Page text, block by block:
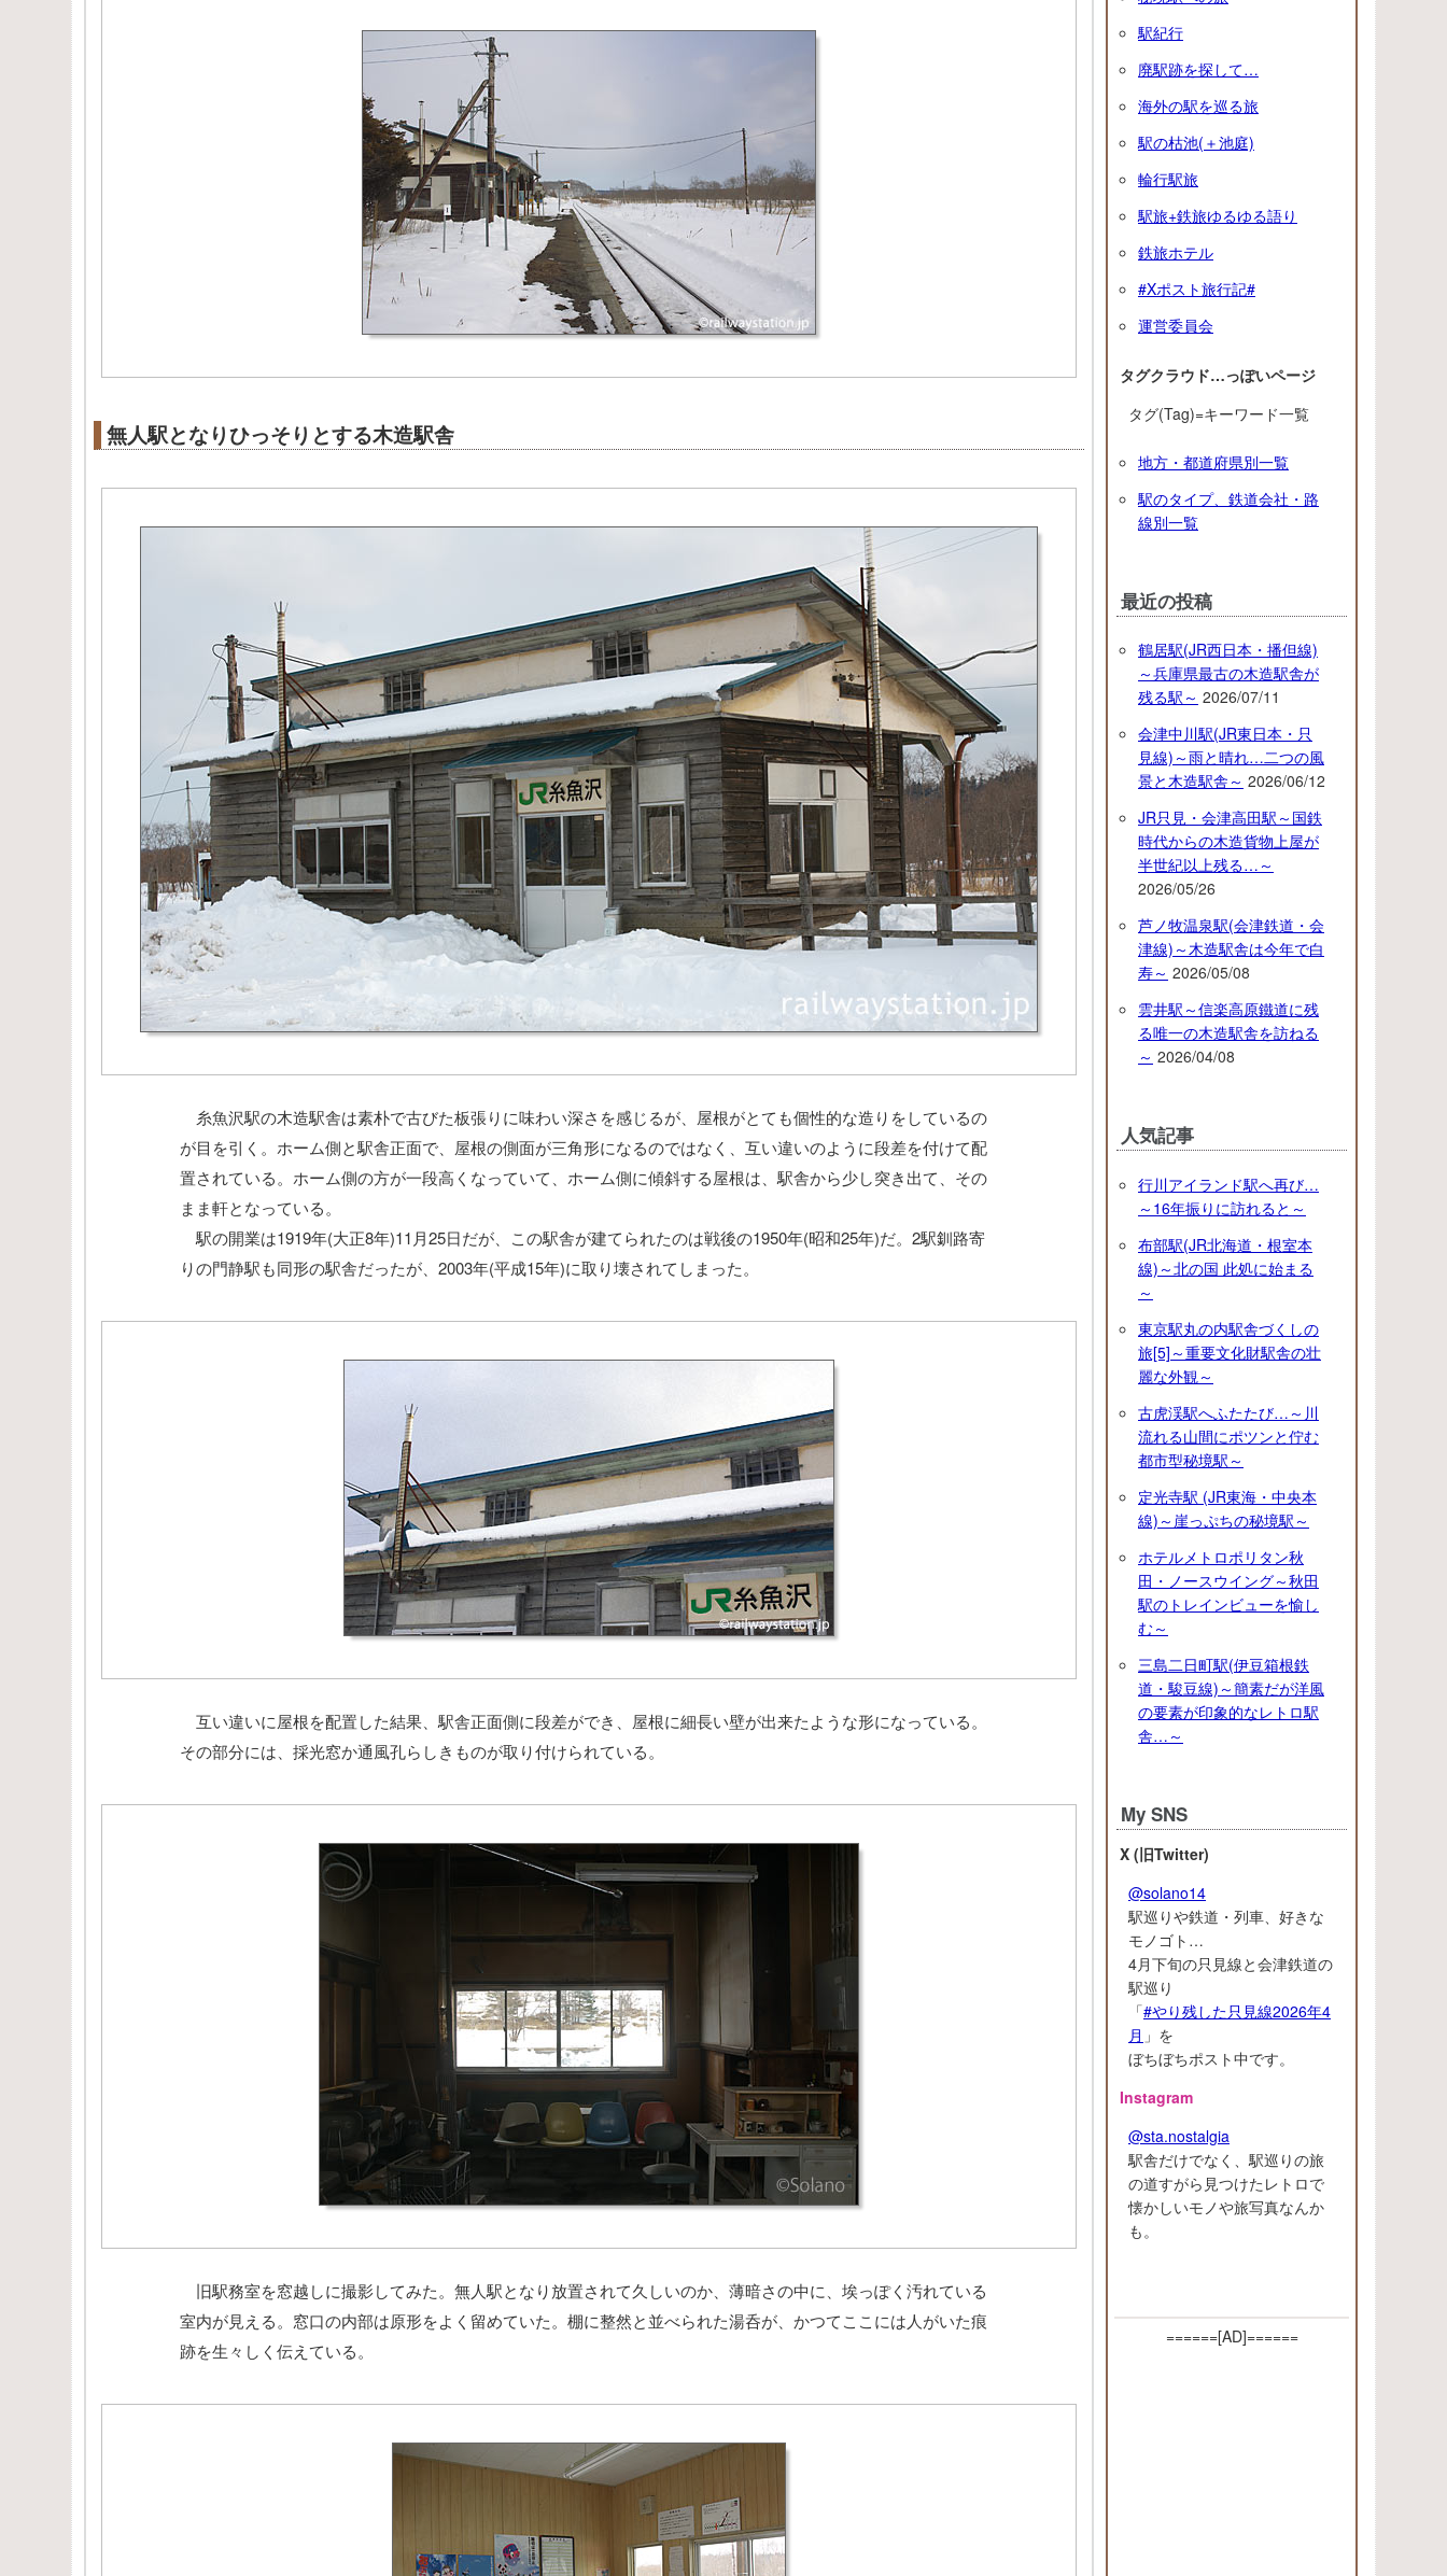
無人駅となりひっそりとする木造駅舎
糸魚沢駅の木造駅舎は素朴で古びた板張りに味わい深さを感じるが、屋根がとても個性的な造りをしているの
が目を引く。ホーム側と駅舎正面で、屋根の側面が三角形になるのではなく、互い違いのように段差を付けて配
置されている。ホーム側の方が一段高くなっていて、ホーム側に傾斜する屋根は、駅舎から少し突き出て、その
まま軒となっている。
駅の開業は1919年(大正8年)11月25日だが、この駅舎が建てられたのは戦後の1950年(昭和25年)だ。2駅釧路寄
りの門静駅も同形の駅舎だったが、2003年(平成15年)に取り壊されてしまった。
互い違いに屋根を配置した結果、駅舎正面側に段差ができ、屋根に細長い壁が出来たような形になっている。
その部分には、採光窓か通風孔らしきものが取り付けられている。
旧駅務室を窓越しに撮影してみた。無人駅となり放置されて久しいのか、薄暗さの中に、埃っぽく汚れている
室内が見える。窓口の内部は原形をよく留めていた。棚に整然と並べられた湯呑が、かつてここには人がいた痕
跡を生々しく伝えている。
駅紀行
廃駅跡を探して…
海外の駅を巡る旅
駅の枯池(＋池庭)
輪行駅旅
駅旅+鉄旅ゆるゆる語り
鉄旅ホテル
#Xポスト旅行記#
運営委員会
タグクラウド…っぽいページ
タグ(Tag)=キーワード一覧
地方・都道府県別一覧
駅のタイプ、鉄道会社・路
線別一覧
最近の投稿
鶴居駅(JR西日本・播但線)
～兵庫県最古の木造駅舎が
残る駅～ 2026/07/11
会津中川駅(JR東日本・只
見線)～雨と晴れ…二つの風
景と木造駅舎～ 2026/06/12
JR只見・会津高田駅～国鉄
時代からの木造貨物上屋が
半世紀以上残る…～
2026/05/26
芦ノ牧温泉駅(会津鉄道・会
津線)～木造駅舎は今年で白
寿～ 2026/05/08
雲井駅～信楽高原鐵道に残
る唯一の木造駅舎を訪ねる
～ 2026/04/08
人気記事
行川アイランド駅へ再び…
～16年振りに訪れると～
布部駅(JR北海道・根室本
線)～北の国 此処に始まる
～
東京駅丸の内駅舎づくしの
旅[5]～重要文化財駅舎の壮
麗な外観～
古虎渓駅へふたたび…～川
流れる山間にポツンと佇む
都市型秘境駅～
定光寺駅 (JR東海・中央本
線)～崖っぷちの秘境駅～
ホテルメトロポリタン秋
田・ノースウイング～秋田
駅のトレインビューを愉し
む～
三島二日町駅(伊豆箱根鉄
道・駿豆線)～簡素だが洋風
の要素が印象的なレトロ駅
舎…～
My SNS
X (旧Twitter)
@solano14
駅巡りや鉄道・列車、好きな
モノゴト…
4月下旬の只見線と会津鉄道の
駅巡り
「#やり残した只見線2026年4
月 」を
ぼちぼちポスト中です。
Instagram
@sta.nostalgia
駅舎だけでなく、駅巡りの旅
の道すがら見つけたレトロで
懐かしいモノや旅写真なんか
も。
======[AD]======